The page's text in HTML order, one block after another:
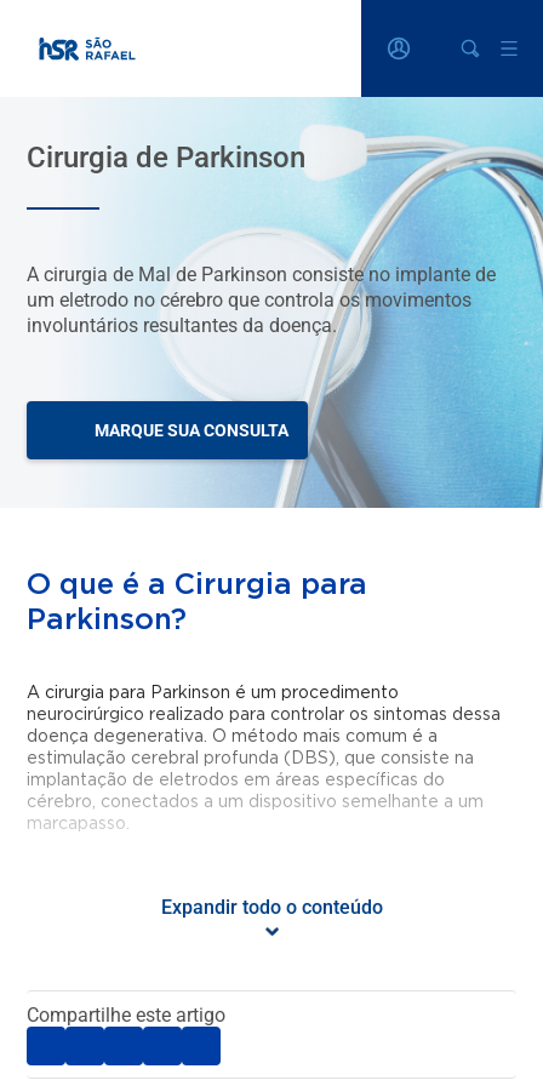
Cirurgia de Parkinson
A cirurgia de Mal de Parkinson consiste no implante de
um eletrodo no cérebro que controla os movimentos
involuntários resultantes da doença.
MARQUE SUA CONSULTA
O que é a Cirurgia para
Parkinson?
A cirurgia para Parkinson é um procedimento
neurocirúrgico realizado para controlar os sintomas dessa
doença degenerativa. O método mais comum é a
estimulação cerebral profunda (DBS), que consiste na
implantação de eletrodos em áreas específicas do
cérebro, conectados a um dispositivo semelhante a um
marcapasso.
indicadas conforme o quadro clínico do paciente, como a
palidotomia e a talamotomia, que envolvem a realização
de lesões controladas em determinadas regiões do
Em geral, o tratamento cirúrgico para a doença de
Parkinson é recomendado quando os medicamentos não
Expandir todo o conteúdo
Compartilhe este artigo